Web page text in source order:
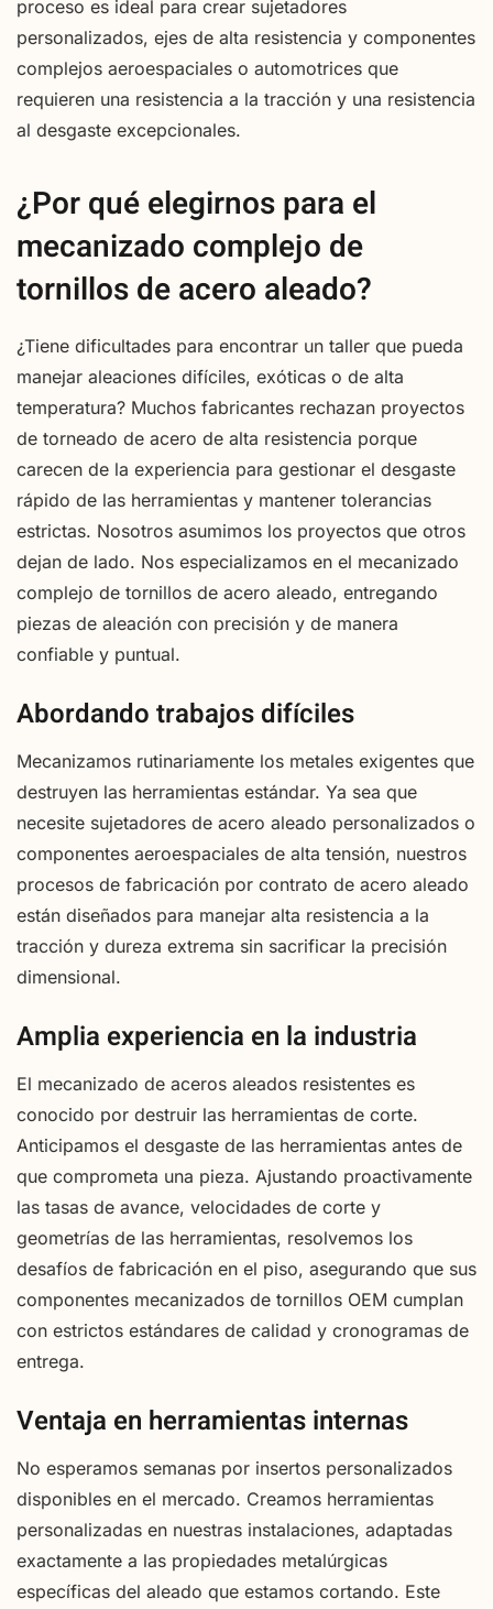
proceso es ideal para crear sujetadores
personalizados, ejes de alta resistencia y componentes
complejos aeroespaciales o automotrices que
requieren una resistencia a la tracción y una resistencia
al desgaste excepcionales.
¿Por qué elegirnos para el
mecanizado complejo de
tornillos de acero aleado?
¿Tiene dificultades para encontrar un taller que pueda
manejar aleaciones difíciles, exóticas o de alta
temperatura? Muchos fabricantes rechazan proyectos
de torneado de acero de alta resistencia porque
carecen de la experiencia para gestionar el desgaste
rápido de las herramientas y mantener tolerancias
estrictas. Nosotros asumimos los proyectos que otros
dejan de lado. Nos especializamos en el mecanizado
complejo de tornillos de acero aleado, entregando
piezas de aleación con precisión y de manera
confiable y puntual.
Abordando trabajos difíciles
Mecanizamos rutinariamente los metales exigentes que
destruyen las herramientas estándar. Ya sea que
necesite sujetadores de acero aleado personalizados o
componentes aeroespaciales de alta tensión, nuestros
procesos de fabricación por contrato de acero aleado
están diseñados para manejar alta resistencia a la
tracción y dureza extrema sin sacrificar la precisión
dimensional.
Amplia experiencia en la industria
El mecanizado de aceros aleados resistentes es
conocido por destruir las herramientas de corte.
Anticipamos el desgaste de las herramientas antes de
que comprometa una pieza. Ajustando proactivamente
las tasas de avance, velocidades de corte y
geometrías de las herramientas, resolvemos los
desafíos de fabricación en el piso, asegurando que sus
componentes mecanizados de tornillos OEM cumplan
con estrictos estándares de calidad y cronogramas de
entrega.
Ventaja en herramientas internas
No esperamos semanas por insertos personalizados
disponibles en el mercado. Creamos herramientas
personalizadas en nuestras instalaciones, adaptadas
exactamente a las propiedades metalúrgicas
específicas del aleado que estamos cortando. Este